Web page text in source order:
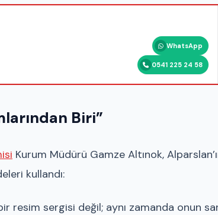
WhatsApp
0541 225 24 58
Biri”
Kurum Müdürü Gamze Altınok,
kullandı:
resim sergisi değil; aynı zamanda onun